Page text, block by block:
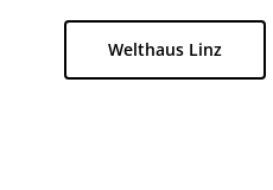
Welthaus Linz